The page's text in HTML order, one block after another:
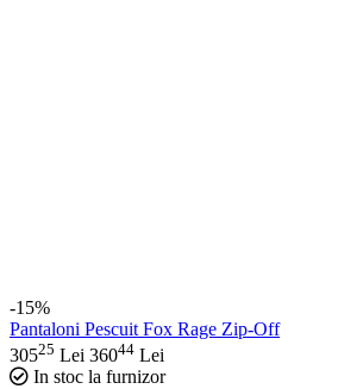
-15%
Pantaloni Pescuit Fox Rage Zip-Off
30525 Lei 36044 Lei
In stoc la furnizor